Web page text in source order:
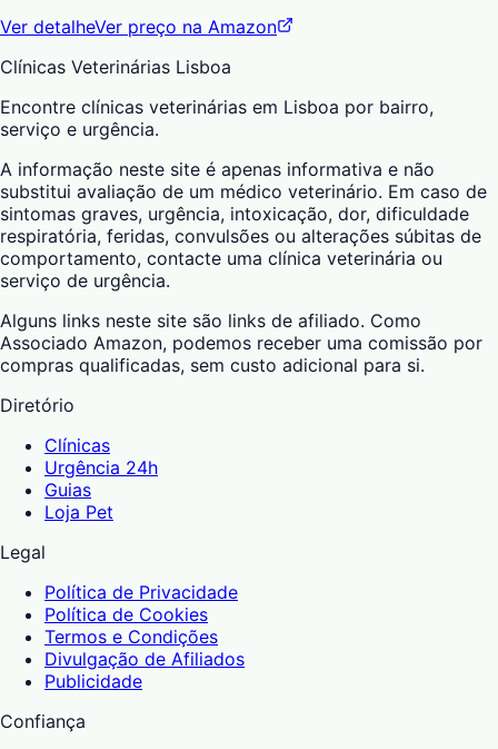
Ver detalheVer preço na Amazon
Clínicas Veterinárias Lisboa
Encontre clínicas veterinárias em Lisboa por bairro,
serviço e urgência.
A informação neste site é apenas informativa e não
substitui avaliação de um médico veterinário. Em caso de
sintomas graves, urgência, intoxicação, dor, dificuldade
respiratória, feridas, convulsões ou alterações súbitas de
comportamento, contacte uma clínica veterinária ou
serviço de urgência.
Alguns links neste site são links de afiliado. Como
Associado Amazon, podemos receber uma comissão por
compras qualificadas, sem custo adicional para si.
Diretório
Clínicas
Urgência 24h
Guias
Loja Pet
Legal
Política de Privacidade
Política de Cookies
Termos e Condições
Divulgação de Afiliados
Publicidade
Confiança